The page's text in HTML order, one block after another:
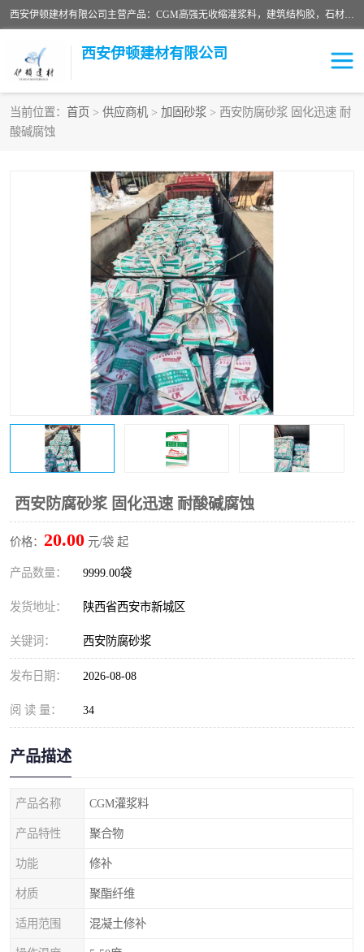
西安伊顿建材有限公司主营产品：CGM高强无收缩灌浆料，建筑结构胶，石材粘合剂，柔性防水材料，环氧修补砂浆等在各个行业得到了客户认可。
西安伊顿建材有限公司
当前位置： 首页 > 供应商机 > 加固砂浆 > 西安防腐砂浆 固化迅速 耐
酸碱腐蚀
西安防腐砂浆 固化迅速 耐酸碱腐蚀
价格： 20.00 元/袋 起
产品数量： 9999.00袋
发货地址： 陕西省西安市新城区
关键词： 西安防腐砂浆
发布日期： 2026-08-08
阅 读 量： 34
产品描述
产品名称 CGM灌浆料
产品特性 聚合物
功能 修补
材质 聚酯纤维
适用范围 混凝土修补
灌浆料
修补砂浆
水泥路面修补材料
沥青冷补料
高延性混凝土 速凝剂
金刚砂
桥梁伸缩缝快速修补料 防静电不发火砂浆
加固砂浆
膨胀剂 混凝土防碳化涂料
融雪剂